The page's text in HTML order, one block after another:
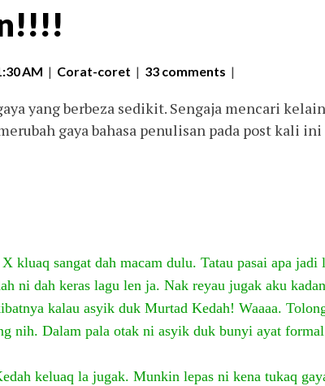
AM | Corat-coret | 33 comments |
yang berbeza sedikit. Sengaja mencari
gaya bahasa penulisan pada post kali ini
kluaq sangat dah macam dulu. Tatau pasai apa jadi
ni dah keras lagu len ja. Nak reyau jugak aku
kalau asyik duk Murtad Kedah! Waaaa.
nih. Dalam pala otak ni asyik duk bunyi ayat
keluaq la jugak. Munkin lepas ni kena tukaq